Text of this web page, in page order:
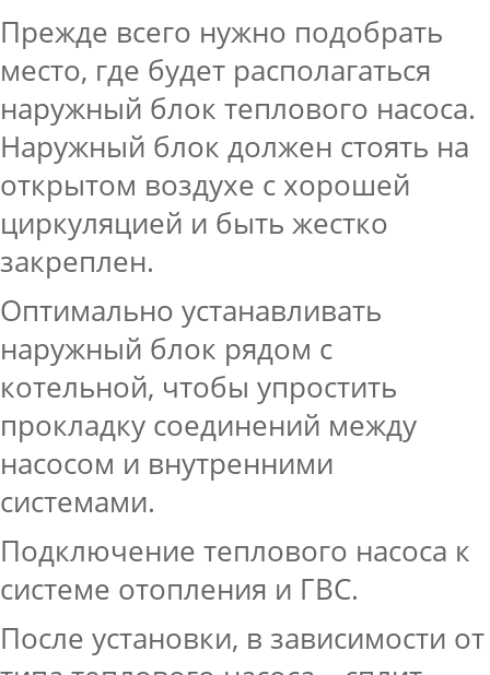
Прежде всего нужно подобрать
место, где будет располагаться
наружный блок теплового насоса.
Наружный блок должен стоять на
открытом воздухе с хорошей
циркуляцией и быть жестко
закреплен.
Оптимально устанавливать
наружный блок рядом с
котельной, чтобы упростить
прокладку соединений между
насосом и внутренними
системами.
Подключение теплового насоса к
системе отопления и ГВС.
После установки, в зависимости от